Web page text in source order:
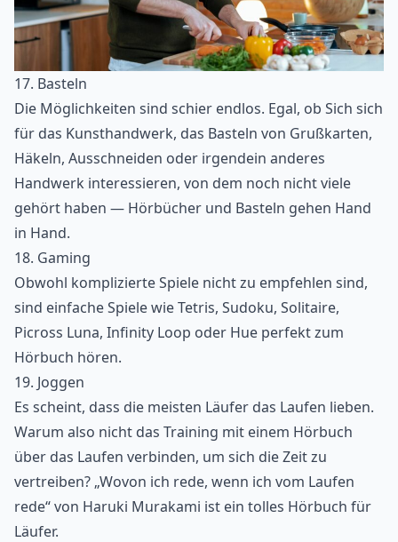
17. Basteln
Die Möglichkeiten sind schier endlos. Egal, ob Sich sich
für das Kunsthandwerk, das Basteln von Grußkarten,
Häkeln, Ausschneiden oder irgendein anderes
Handwerk interessieren, von dem noch nicht viele
gehört haben — Hörbücher und Basteln gehen Hand
in Hand.
18. Gaming
Obwohl komplizierte Spiele nicht zu empfehlen sind,
sind einfache Spiele wie Tetris, Sudoku, Solitaire,
Picross Luna, Infinity Loop oder Hue perfekt zum
Hörbuch hören.
19. Joggen
Es scheint, dass die meisten Läufer das Laufen lieben.
Warum also nicht das Training mit einem Hörbuch
über das Laufen verbinden, um sich die Zeit zu
vertreiben? „Wovon ich rede, wenn ich vom Laufen
rede“ von Haruki Murakami ist ein tolles Hörbuch für
Läufer.